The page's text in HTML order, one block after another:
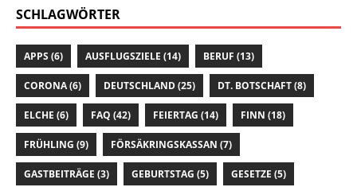
SCHLAGWÖRTER
APPS (6) AUSFLUGSZIELE (14) BERUF (13)
CORONA(6) DEUTSCHLAND(25) DT. BOTSCHAFT(8)
ELCHE (6) FAQ (42) FEIERTAG (14) FINN (18)
FRÜHLING (9) FÖRSÄKRINGSKASSAN (7)
GASTBEITRÄGE (3) GEBURTSTAG (5) GESETZE (5)